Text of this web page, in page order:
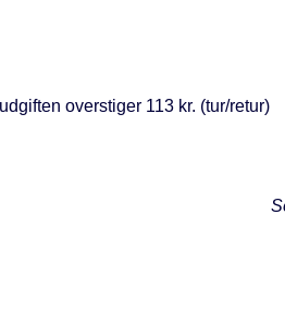
overstiger 113 kr. (tur/retur)